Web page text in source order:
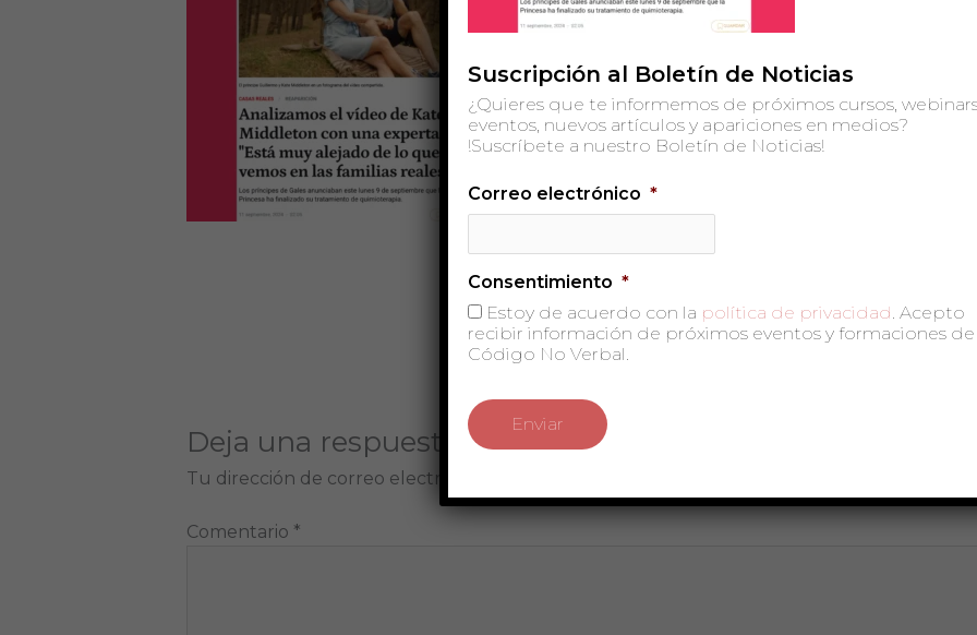
Deja una respuesta
Tu dirección de correo electrónico no será publicada. Los campos obligatorios están
Comentario *
Suscripción al Boletín de Noticias
¿Quieres que te informemos de próximos cursos,
eventos, nuevos artículos y apariciones en medios?
!Suscríbete a nuestro Boletín de Noticias!
Correo electrónico *
Consentimiento *
Estoy de acuerdo con la política de privacidad. Acepto
recibir información de próximos eventos y formaciones de
Código No Verbal.